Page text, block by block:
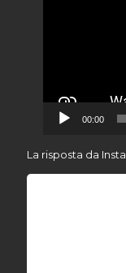
00:00
La risposta da